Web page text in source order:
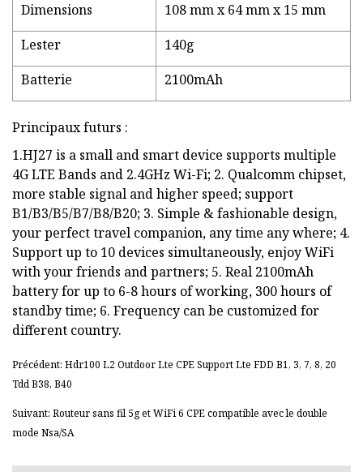
Dimensions
108 mm x 64 mm x 15 mm
Lester
140g
Batterie
2100mAh
Principaux futurs :
1.HJ27 is a small and smart device supports multiple
4G LTE Bands and 2.4GHz Wi-Fi; 2. Qualcomm chipset,
more stable signal and higher speed; support
B1/B3/B5/B7/B8/B20; 3. Simple & fashionable design,
your perfect travel companion, any time any where; 4.
Support up to 10 devices simultaneously, enjoy WiFi
with your friends and partners; 5. Real 2100mAh
battery for up to 6-8 hours of working, 300 hours of
standby time; 6. Frequency can be customized for
different country.
Précédent: Hdr100 L2 Outdoor Lte CPE Support Lte FDD B1, 3, 7, 8, 20
Tdd B38, B40
Suivant: Routeur sans fil 5g et WiFi 6 CPE compatible avec le double
mode Nsa/SA